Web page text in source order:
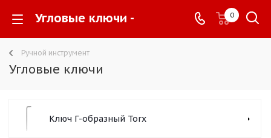
Угловые ключи - 0
Ручной инструмент
Угловые ключи
Ключ Г-образный Torx